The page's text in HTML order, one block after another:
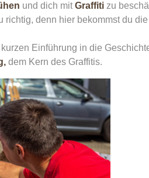
und dich mit Graffiti zu
richtig, denn hier bekommst du
Einführung in die
dem Kern des Graffitis.